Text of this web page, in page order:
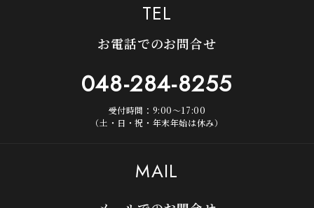
TEL
お電話でのお問合せ
048-284-8255
受付時間：9:00～17:00
（土・日・祝・年末年始は休み）
MAIL